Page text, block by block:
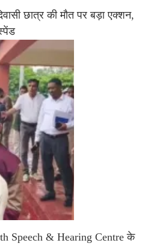
छात्र की मौत पर बड़ा एक्शन,
Speech & Hearing Centre के